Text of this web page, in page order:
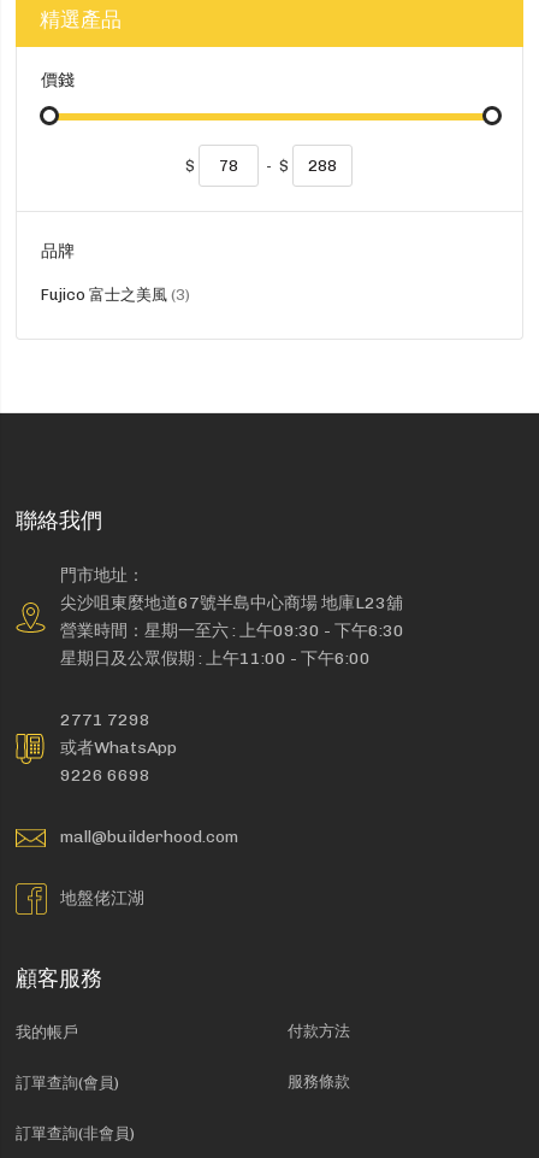
精選產品
價錢
$ - $
品牌
Fujico 富士之美風 3貨
聯絡我們
門市地址：
尖沙咀東麼地道67號半島中心商場 地庫L23舖
營業時間：星期一至六 : 上午09:30 - 下午6:30
星期日及公眾假期 : 上午11:00 - 下午6:00
2771 7298
或者WhatsApp
9226 6698
mall@builderhood.com
地盤佬江湖
顧客服務
我的帳戶
訂單查詢(會員)
訂單查詢(非會員)
付款方法
服務條款